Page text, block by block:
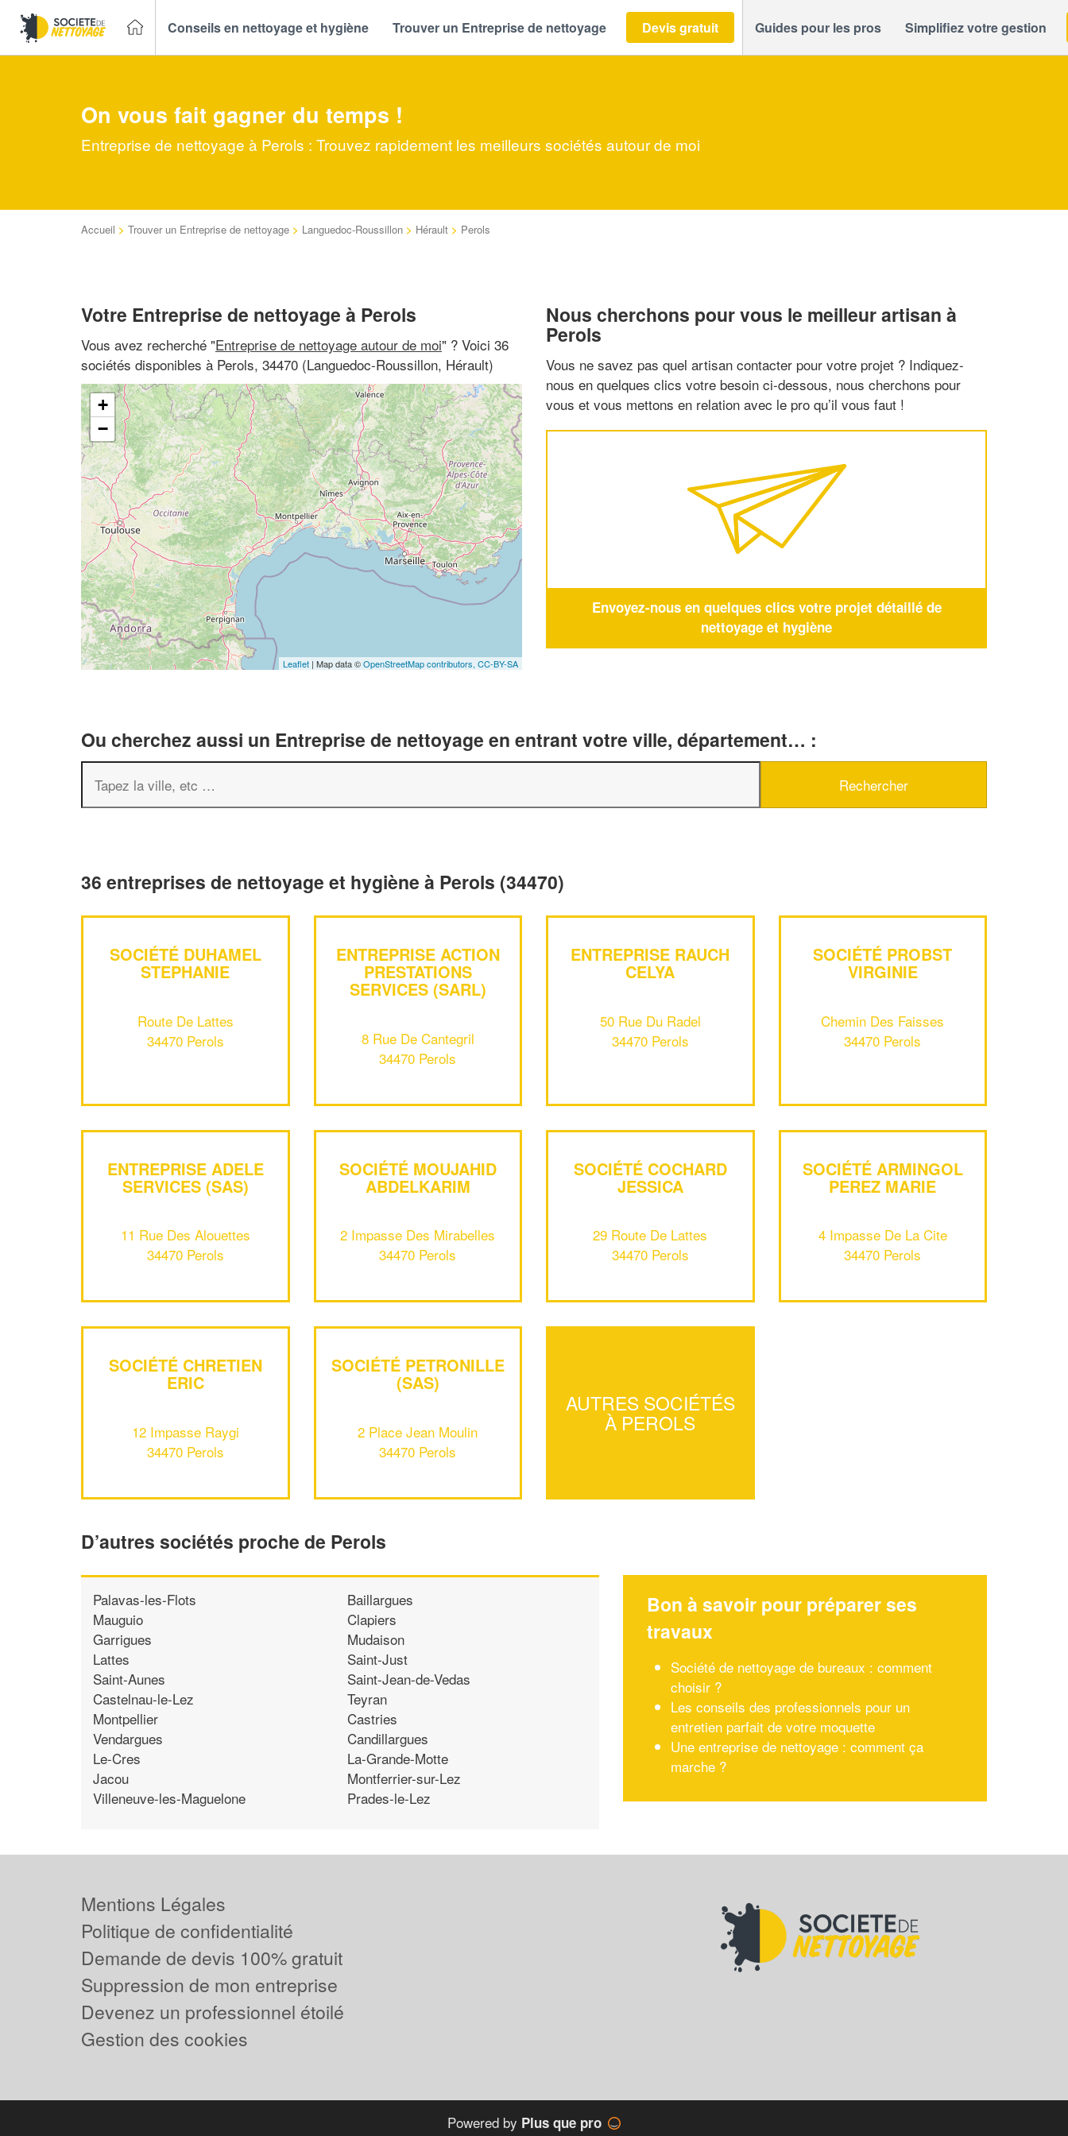
Conseils en nettoyage et hygiène Trouver un Entreprise de nettoyage Devis gratuit Guides pour les pros Simplifiez votre gestion
On vous fait gagner du temps !
Entreprise de nettoyage à Perols : Trouvez rapidement les meilleurs sociétés autour de moi
Accueil > Trouver un Entreprise de nettoyage > Languedoc-Roussillon > Hérault > Perols
Votre Entreprise de nettoyage à Perols
Vous avez recherché "Entreprise de nettoyage autour de moi" ? Voici 36
sociétés disponibles à Perols, 34470 (Languedoc-Roussillon, Hérault)
+
−
Leaflet | Map data ©OpenStreetMap contributors, CC-BY-SA
Nous cherchons pour vous le meilleur artisan à
Perols
Vous ne savez pas quel artisan contacter pour votre projet ? Indiquez-
nous en quelques clics votre besoin ci-dessous, nous cherchons pour
vous et vous mettons en relation avec le pro qu’il vous faut !
Envoyez-nous en quelques clics votre projet détaillé de
nettoyage et hygiène
Ou cherchez aussi un Entreprise de nettoyage en entrant votre ville, département… :
36 entreprises de nettoyage et hygiène à Perols (34470)
SOCIÉTÉ DUHAMEL
STEPHANIE
Route De Lattes
34470 Perols
ENTREPRISE ACTION
PRESTATIONS
SERVICES (SARL)
8 Rue De Cantegril
34470 Perols
ENTREPRISE RAUCH
CELYA
50 Rue Du Radel
34470 Perols
SOCIÉTÉ PROBST
VIRGINIE
Chemin Des Faisses
34470 Perols
ENTREPRISE ADELE
SERVICES (SAS)
11 Rue Des Alouettes
34470 Perols
SOCIÉTÉ MOUJAHID
ABDELKARIM
2 Impasse Des Mirabelles
34470 Perols
SOCIÉTÉ COCHARD
JESSICA
29 Route De Lattes
34470 Perols
SOCIÉTÉ ARMINGOL
PEREZ MARIE
4 Impasse De La Cite
34470 Perols
SOCIÉTÉ CHRETIEN
ERIC
12 Impasse Raygi
34470 Perols
SOCIÉTÉ PETRONILLE
(SAS)
2 Place Jean Moulin
34470 Perols
AUTRES SOCIÉTÉS
À PEROLS
D’autres sociétés proche de Perols
Palavas-les-Flots
Mauguio
Garrigues
Lattes
Saint-Aunes
Castelnau-le-Lez
Montpellier
Vendargues
Le-Cres
Jacou
Villeneuve-les-Maguelone
Baillargues
Clapiers
Mudaison
Saint-Just
Saint-Jean-de-Vedas
Teyran
Castries
Candillargues
La-Grande-Motte
Montferrier-sur-Lez
Prades-le-Lez
Bon à savoir pour préparer ses
travaux
Société de nettoyage de bureaux : comment
choisir ?
Les conseils des professionnels pour un
entretien parfait de votre moquette
Une entreprise de nettoyage : comment ça
marche ?
✕
professionnel ?
nouveaux clients!
Mentions Légales
Politique de confidentialité
Demande de devis 100% gratuit
Suppression de mon entreprise
Devenez un professionnel étoilé
Gestion des cookies
Powered by Plus que pro